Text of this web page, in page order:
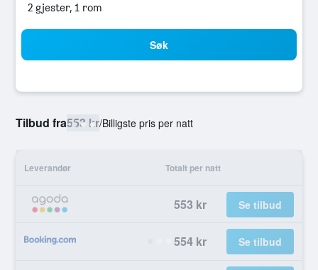
2 gjester, 1 rom
Søk
Tilbud fra553 kr/Billigste pris per natt
Leverandør Totalt per natt
553 kr Se tilbud
554 kr Se tilbud